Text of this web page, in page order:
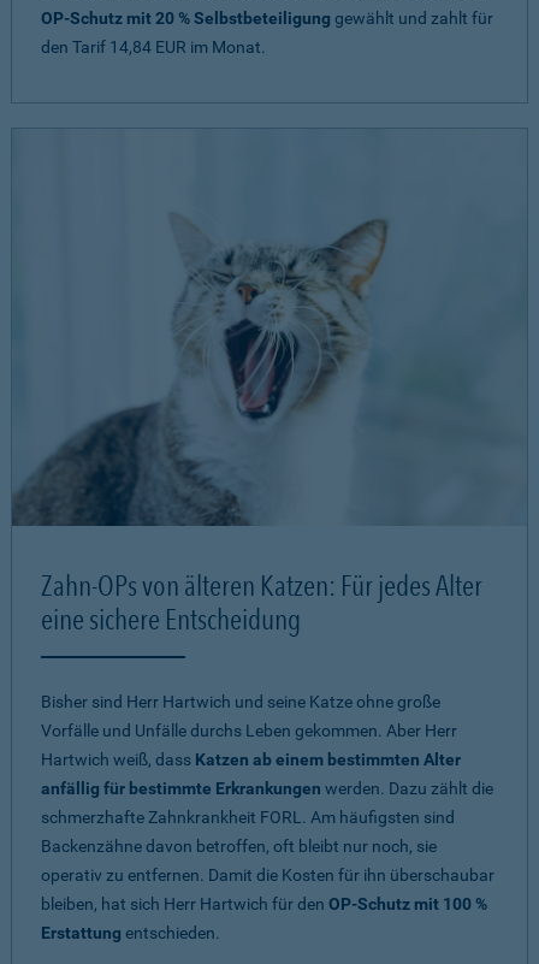
OP-Schutz mit 20 % Selbstbeteiligung gewählt und zahlt für
den Tarif 14,84 EUR im Monat.
Zahn-OPs von älteren Katzen: Für jedes Alter
eine sichere Entscheidung
Bisher sind Herr Hartwich und seine Katze ohne große
Vorfälle und Unfälle durchs Leben gekommen. Aber Herr
Hartwich weiß, dass Katzen ab einem bestimmten Alter
anfällig für bestimmte Erkrankungen werden. Dazu zählt die
schmerzhafte Zahnkrankheit FORL. Am häufigsten sind
Backenzähne davon betroffen, oft bleibt nur noch, sie
operativ zu entfernen. Damit die Kosten für ihn überschaubar
bleiben, hat sich Herr Hartwich für den OP-Schutz mit 100 %
Erstattung entschieden.